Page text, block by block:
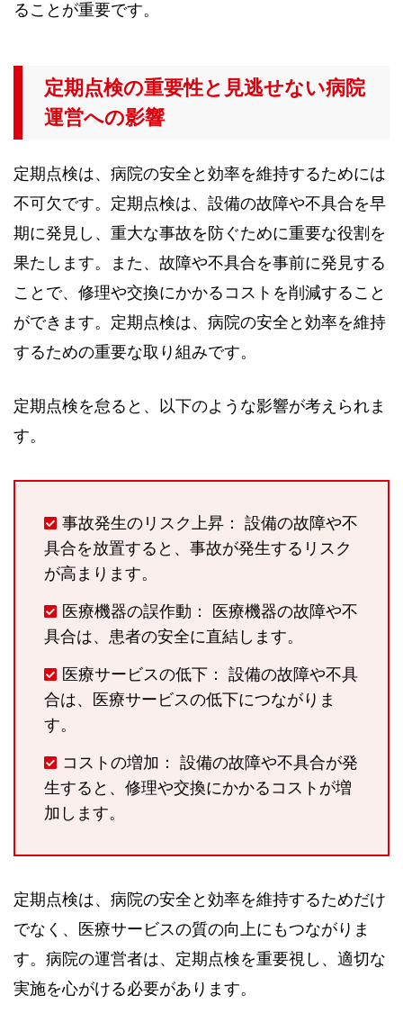
ることが重要です。
定期点検の重要性と見逃せない病院
運営への影響
定期点検は、病院の安全と効率を維持するためには
不可欠です。定期点検は、設備の故障や不具合を早
期に発見し、重大な事故を防ぐために重要な役割を
果たします。また、故障や不具合を事前に発見する
ことで、修理や交換にかかるコストを削減すること
ができます。定期点検は、病院の安全と効率を維持
するための重要な取り組みです。
定期点検を怠ると、以下のような影響が考えられま
す。
事故発生のリスク上昇： 設備の故障や不
具合を放置すると、事故が発生するリスク
が高まります。
医療機器の誤作動： 医療機器の故障や不
具合は、患者の安全に直結します。
医療サービスの低下： 設備の故障や不具
合は、医療サービスの低下につながりま
す。
コストの増加： 設備の故障や不具合が発
生すると、修理や交換にかかるコストが増
加します。
定期点検は、病院の安全と効率を維持するためだけ
でなく、医療サービスの質の向上にもつながりま
す。病院の運営者は、定期点検を重要視し、適切な
実施を心がける必要があります。